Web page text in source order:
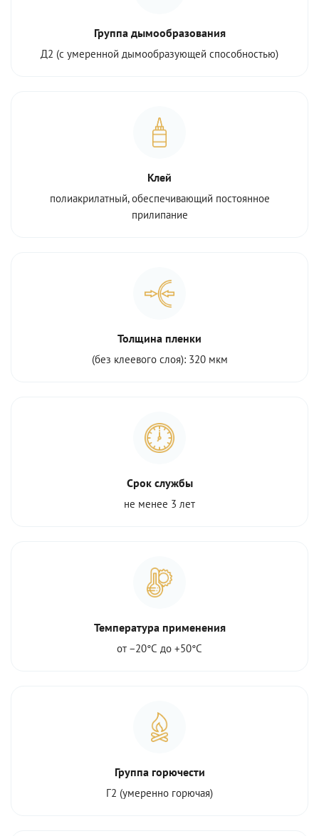
Группа дымообразования
Д2 (с умеренной дымообразующей способностью)
Клей
полиакрилатный, обеспечивающий постоянное
прилипание
Толщина пленки
(без клеевого слоя): 320 мкм
Срок службы
не менее 3 лет
Температура применения
от −20°С до +50°С
Группа горючести
Г2 (умеренно горючая)